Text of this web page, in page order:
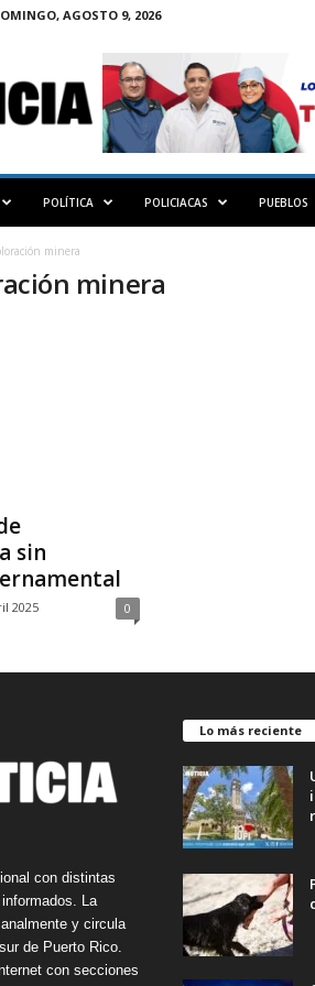
AGOSTO 9, 2026
POLÍTICA POLICIACAS PUEBLOS
minera
minera
sin
2025 0
con distintas
La
y circula
de Puerto Rico.
con secciones
Lo más reciente